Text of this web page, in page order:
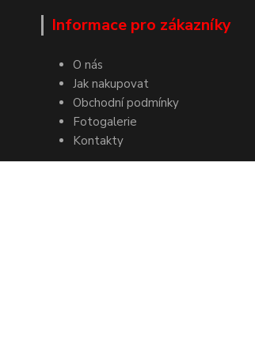
Informace pro zákazníky
O nás
Jak nakupovat
Obchodní podmínky
Fotogalerie
Kontakty